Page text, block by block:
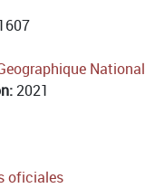
National
2021
oficiales